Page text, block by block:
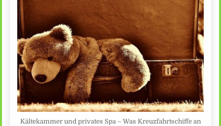
Kältekammer und privates Spa – Was Kreuzfahrtschiffe an